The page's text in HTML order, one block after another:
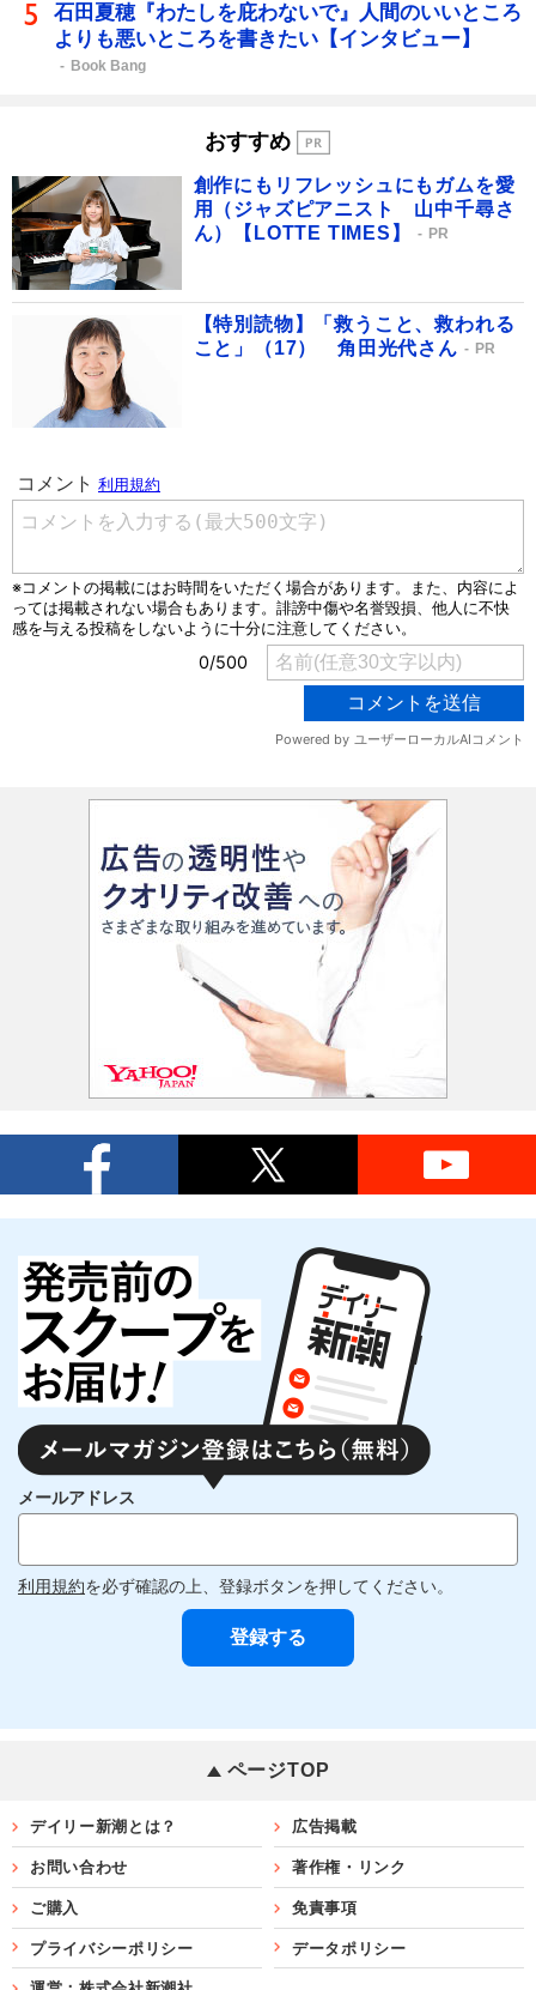
石田夏穂『わたしを庇わないで』人間のいいところ
よりも悪いところを書きたい【インタビュー】
Book Bang
おすすめ
創作にもリフレッシュにもガムを愛
用（ジャズピアニスト 山中千尋さ
ん）【LOTTE TIMES】
PR
【特別読物】「救うこと、救われる
こと」（17） 角田光代さん
PR
メールアドレス
利用規約を必ず確認の上、登録ボタンを押してください。
ページTOP
デイリー新潮とは？ 広告掲載
お問い合わせ 著作権・リンク
ご購入 免責事項
プライバシーポリシー データポリシー